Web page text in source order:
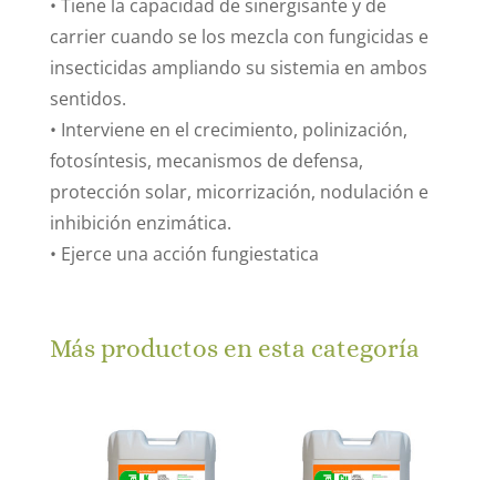
• Tiene la capacidad de sinergisante y de
carrier cuando se los mezcla con fungicidas e
insecticidas ampliando su sistemia en ambos
sentidos.
• Interviene en el crecimiento, polinización,
fotosíntesis, mecanismos de defensa,
protección solar, micorrización, nodulación e
inhibición enzimática.
• Ejerce una acción fungiestatica
Más productos en esta categoría